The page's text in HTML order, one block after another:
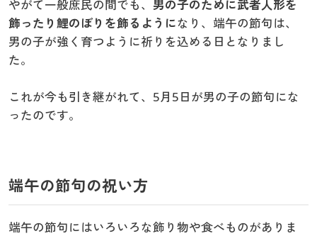
やがて一般庶民の間でも、 男の子のために武者人形を
飾ったり鯉のぼりを飾るようになり、端午の節句は、
男の子が強く育つように祈りを込める日となりまし
た。
これが今も引き継がれて、5月5日が男の子の節句にな
ったのです。
端午の節句の祝い方
端午の節句にはいろいろな飾り物や食べものがありま